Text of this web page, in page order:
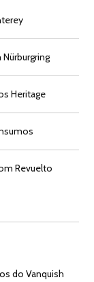
Heritage
Revuelto
do Vanquish